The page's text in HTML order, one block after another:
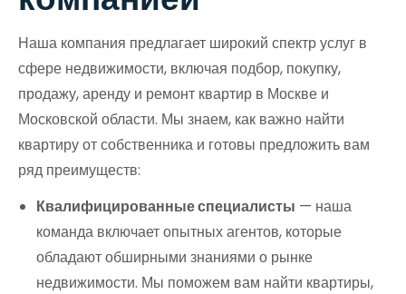
Наша компания предлагает широкий спектр услуг в
сфере недвижимости, включая подбор, покупку,
продажу, аренду и ремонт квартир в Москве и
Московской области. Мы знаем, как важно найти
квартиру от собственника и готовы предложить вам
ряд преимуществ:
Квалифицированные специалисты — наша
команда включает опытных агентов, которые
обладают обширными знаниями о рынке
недвижимости. Мы поможем вам найти квартиры,